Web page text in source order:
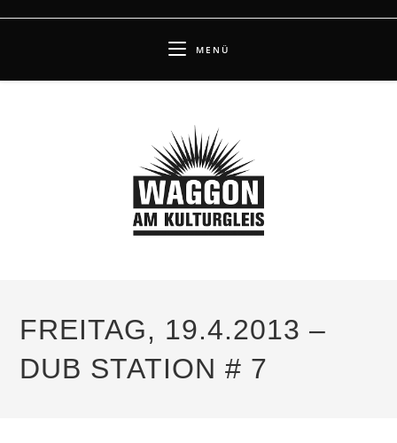
MENÜ
FREITAG, 19.4.2013 –
DUB STATION # 7